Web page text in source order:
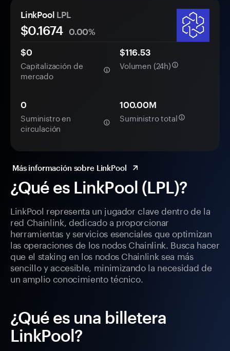
¿Qué es LinkPool (LPL)?
LinkPool representa un jugador clave dentro de la
red Chainlink, dedicado a proporcionar
herramientas y servicios esenciales que optimizan
las operaciones de los nodos Chainlink. Busca hacer
que el staking en los nodos Chainlink sea más
sencillo y accesible, minimizando la necesidad de
un amplio conocimiento técnico.
¿Qué es una billetera
LinkPool?
LinkPool LPL
$0.1674
0.00%
$0
Capitalización de
mercado
$116.53
Volumen (24h)
0
Suministro en
circulación
100.00M
Suministro total
Más información sobre LinkPool